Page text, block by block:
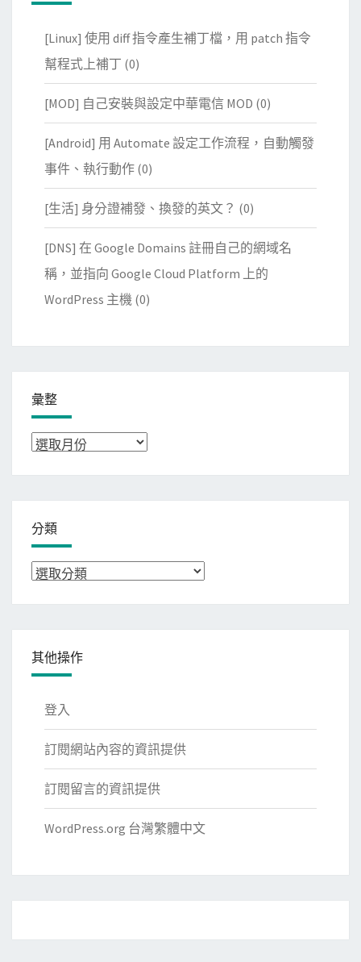
[Linux] 使用 diff 指令產生補丁檔，用 patch 指令
幫程式上補丁 (0)
[MOD] 自己安裝與設定中華電信 MOD (0)
[Android] 用 Automate 設定工作流程，自動觸發
事件、執行動作 (0)
[生活] 身分證補發、換發的英文？ (0)
[DNS] 在 Google Domains 註冊自己的網域名
稱，並指向 Google Cloud Platform 上的
WordPress 主機 (0)
彙整
彙
分類
分
其他操作
登入
訂閱網站內容的資訊提供
訂閱留言的資訊提供
WordPress.org 台灣繁體中文